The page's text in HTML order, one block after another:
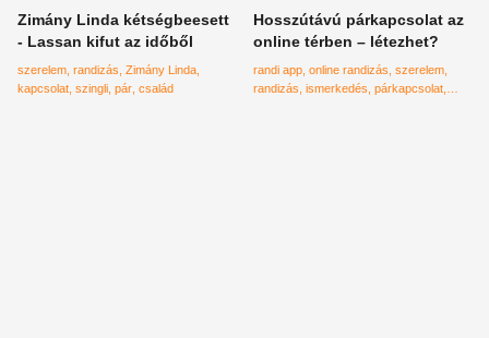
Zimány Linda kétségbeesett
- Lassan kifut az időből
szerelem randizás Zimány Linda
kapcsolat szingli pár család
Hosszútávú párkapcsolat az
online térben – létezhet?
randi app online randizás szerelem
randizás ismerkedés párkapcsolat